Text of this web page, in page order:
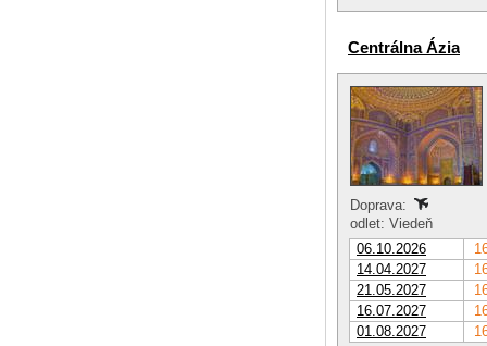
Centrálna Ázia
Doprava:
odlet: Viedeň
06.10.2026
14.04.2027
21.05.2027
16.07.2027
01.08.2027